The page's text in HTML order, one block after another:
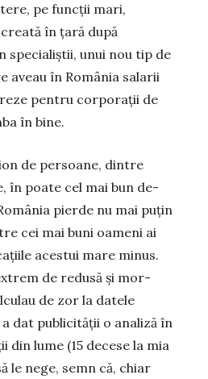
pe func­ții mari,
în țară după
specia­liștii, unui nou tip de
în România sa­larii
pentru corpo­rații de
în bine.
de persoane, din­tre
în poate cel mai bun de­
pierde nu mai puțin
cei mai buni oameni ai
acestui ma­re mi­nus.
de redusă și mor­
de zor la datele
dat publi­ci­tății o ana­liză în
lume (15 decese la mia
le nege, semn că, chiar